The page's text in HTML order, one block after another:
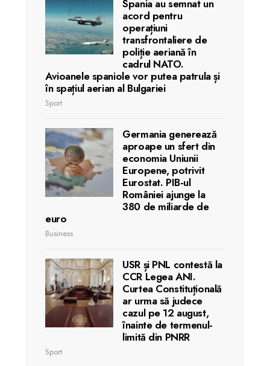
Spania au semnat un
acord pentru
operațiuni
transfrontaliere de
poliție aeriană în
cadrul NATO.
Avioanele spaniole vor putea patrula și
în spațiul aerian al Bulgariei
Sport
Germania generează
aproape un sfert din
economia Uniunii
Europene, potrivit
Eurostat. PIB-ul
României ajunge la
380 de miliarde de
euro
Business
USR și PNL contestă la
CCR Legea ANI.
Curtea Constituțională
ar urma să judece
cazul pe 12 august,
înainte de termenul-
limită din PNRR
Sport